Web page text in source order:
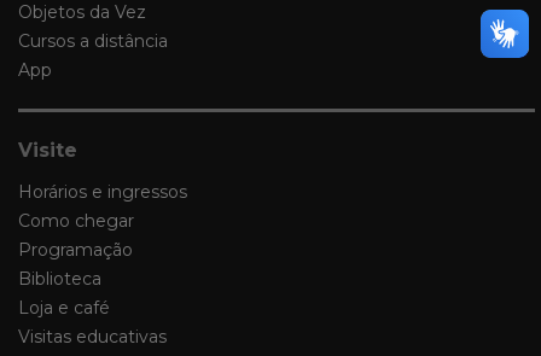
Objetos da Vez
Cursos a distância
App
Visite
Horários e ingressos
Como chegar
Programação
Biblioteca
Loja e café
Visitas educativas